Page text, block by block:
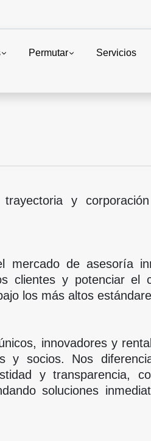
Permutar Servicios
y
mercado de asesoría
clientes y potenciar el
los más altos
innovadores y
y socios. Nos
y transparencia,
soluciones